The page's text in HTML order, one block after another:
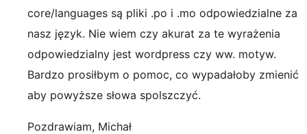
core/languages są pliki .po i .mo odpowiedzialne za
nasz język. Nie wiem czy akurat za te wyrażenia
odpowiedzialny jest wordpress czy ww. motyw.
Bardzo prosiłbym o pomoc, co wypadałoby zmienić
aby powyższe słowa spolszczyć.
Pozdrawiam, Michał